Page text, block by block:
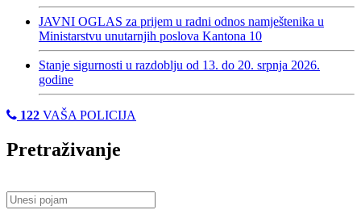
JAVNI OGLAS za prijem u radni odnos namještenika u
Ministarstvu unutarnjih poslova Kantona 10
Stanje sigurnosti u razdoblju od 13. do 20. srpnja 2026.
godine
122 VAŠA POLICIJA
Pretraživanje